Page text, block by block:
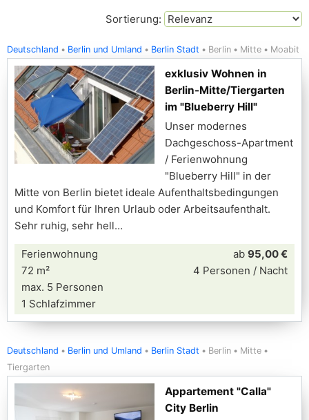
Sortierung:
Deutschland Berlin und Umland Berlin Stadt Berlin Mitte Moabit
exklusiv Wohnen in
Berlin-Mitte/Tiergarten
im "Blueberry Hill"
Unser modernes
Dachgeschoss-Apartment
/ Ferienwohnung
"Blueberry Hill" in der
Mitte von Berlin bietet ideale Aufenthaltsbedingungen
und Komfort für Ihren Urlaub oder Arbeitsaufenthalt.
Sehr ruhig, sehr hell
Ferienwohnung
72 m²
max. 5 Personen
1 Schlafzimmer
ab 95,00 €
4 Personen / Nacht
Deutschland Berlin und Umland Berlin Stadt Berlin
Mitte
Tiergarten
Appartement "Calla"
City Berlin